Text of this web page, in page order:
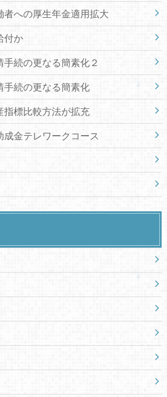
への厚生年金適用拡大
付か
続の更なる簡素化２
手続の更なる簡素化
指標比較方法が拡充
金テレワークコース